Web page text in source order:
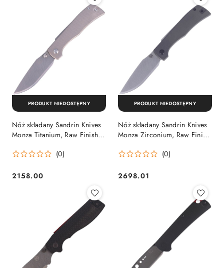
Nóż składany Sandrin Knives
Monza Titanium, Raw Finish
Turmond
(0)
Cena:
2158.00
PRODUKT NIEDOSTĘPNY
Nóż składany Sandrin Knives
Monza Zirconium, Raw Finish
Turmond
(0)
Cena:
2698.01
PRODUKT NIEDOSTĘPNY